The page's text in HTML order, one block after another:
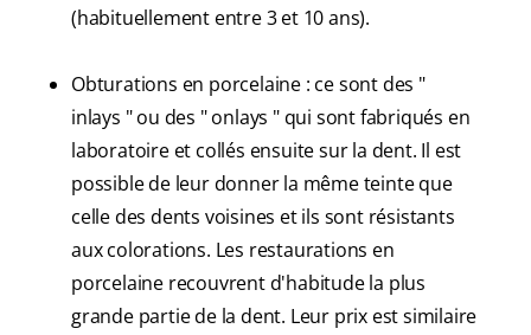
(habituellement entre 3 et 10 ans).
Obturations en porcelaine : ce sont des "
inlays " ou des " onlays " qui sont fabriqués en
laboratoire et collés ensuite sur la dent. Il est
possible de leur donner la même teinte que
celle des dents voisines et ils sont résistants
aux colorations. Les restaurations en
porcelaine recouvrent d'habitude la plus
grande partie de la dent. Leur prix est similaire